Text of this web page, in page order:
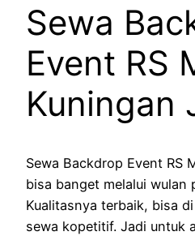
Sewa
Event RS
Kuningan
Sewa Backdrop Event RS
bisa banget melalui wulan
Kualitasnya terbaik, bisa
sewa kopetitif. Jadi untuk